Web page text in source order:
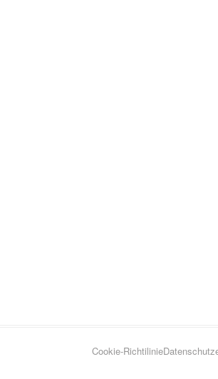
Cookie-Richtilinie